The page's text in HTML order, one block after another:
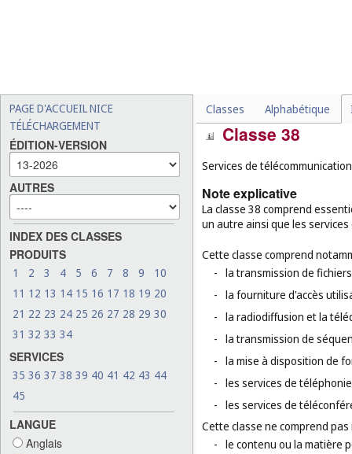
PAGE D'ACCUEIL NICE
TÉLÉCHARGEMENT
ÉDITION-VERSION
AUTRES
INDEX DES CLASSES
PRODUITS
1 2 3 4 5 6 7 8 9
10
11 12 13 14 15 16 17 18 19 20
21 22 23 24 25 26 27 28 29 30
31 32 33 34
SERVICES
35 36 37 38 39 40 41 42 43 44
45
LANGUE
Anglais
Classes Alphabétique
web (
cl. 42).
Classe 38
Services de
Note explicative
La classe 38 comprend
un autre ainsi que les
Cette classe comprend
- la transmission de
- la fourniture d'accès
- la radiodiffusion et la
- la transmission de
- la mise à disposition de
- les services de
- les services de
Cette classe ne comprend
- le contenu ou la matière